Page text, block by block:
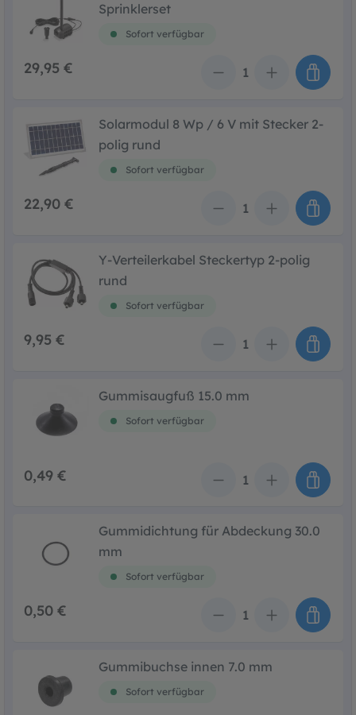
Sprinklerset
Sofort verfügbar
29,95 €
Solarmodul 8 Wp / 6 V mit Stecker 2-
polig rund
Sofort verfügbar
22,90 €
Y-Verteilerkabel Steckertyp 2-polig
rund
Sofort verfügbar
9,95 €
Gummisaugfuß 15.0 mm
Sofort verfügbar
0,49 €
Gummidichtung für Abdeckung 30.0
mm
Sofort verfügbar
0,50 €
Gummibuchse innen 7.0 mm
Sofort verfügbar